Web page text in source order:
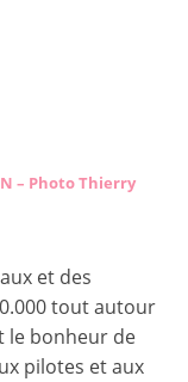
– Photo Thierry
et des
tout autour
le bonheur de
pilotes et aux